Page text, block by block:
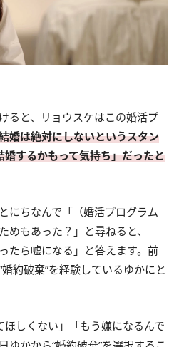
ると、リョウスケはこの婚活プ
婚は絶対にしないというスタン
するかもって気持ち」だったと
にちなんで「（婚活プログラム
もあった？」と尋ねると、
たら嘘になる」と答えます。前
約破棄”を経験しているゆかにと
ほしくない」「もう嫌になるんで